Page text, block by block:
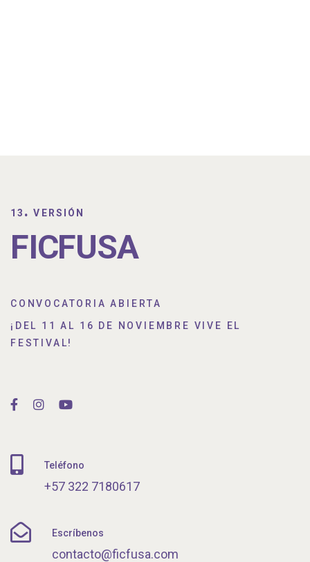
13 . VERSIÓN
FICFUSA
CONVOCATORIA ABIERTA
¡DEL 11 AL 16 DE NOVIEMBRE VIVE EL
FESTIVAL!
Teléfono
+57 322 7180617
Escríbenos
contacto@ficfusa.com